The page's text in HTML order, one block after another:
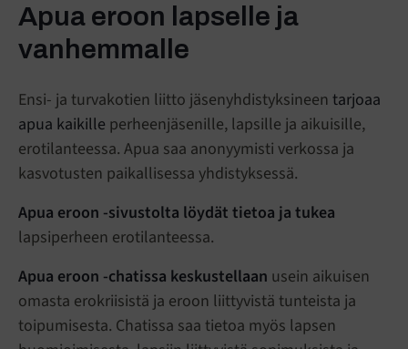
Apua eroon lapselle ja
vanhemmalle
Ensi- ja turvakotien liitto jäsenyhdistyksineen tarjoaa
apua kaikille perheenjäsenille, lapsille ja aikuisille,
erotilanteessa. Apua saa anonyymisti verkossa ja
kasvotusten paikallisessa yhdistyksessä.
Apua eroon -sivustolta löydät tietoa ja tukea
lapsiperheen erotilanteessa.
Apua eroon -chatissa keskustellaan usein aikuisen
omasta erokriisistä ja eroon liittyvistä tunteista ja
toipumisesta. Chatissa saa tietoa myös lapsen